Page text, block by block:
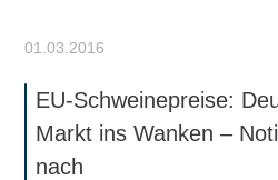
01.03.2016
EU-Schweinepreise:
Markt ins Wanken –
nach